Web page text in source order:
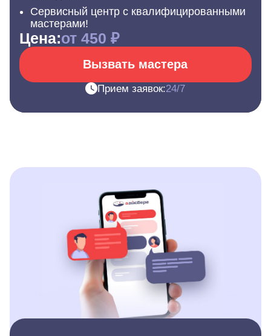
Сервисный центр с квалифицированными
мастерами!
Цена:от 450 ₽
Вызвать мастера
Прием заявок:24/7